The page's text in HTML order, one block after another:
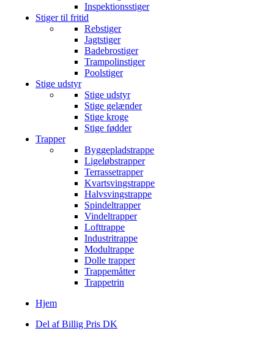
Inspektionsstiger
Stiger til fritid
Rebstiger
Jagtstiger
Badebrostiger
Trampolinstiger
Poolstiger
Stige udstyr
Stige udstyr
Stige gelænder
Stige kroge
Stige fødder
Trapper
Byggepladstrappe
Ligeløbstrapper
Terrassetrapper
Kvartsvingstrappe
Halvsvingstrappe
Spindeltrapper
Vindeltrapper
Lofttrappe
Industritrappe
Modultrappe
Dolle trapper
Trappemåtter
Trappetrin
Hjem
Del af Billig Pris DK